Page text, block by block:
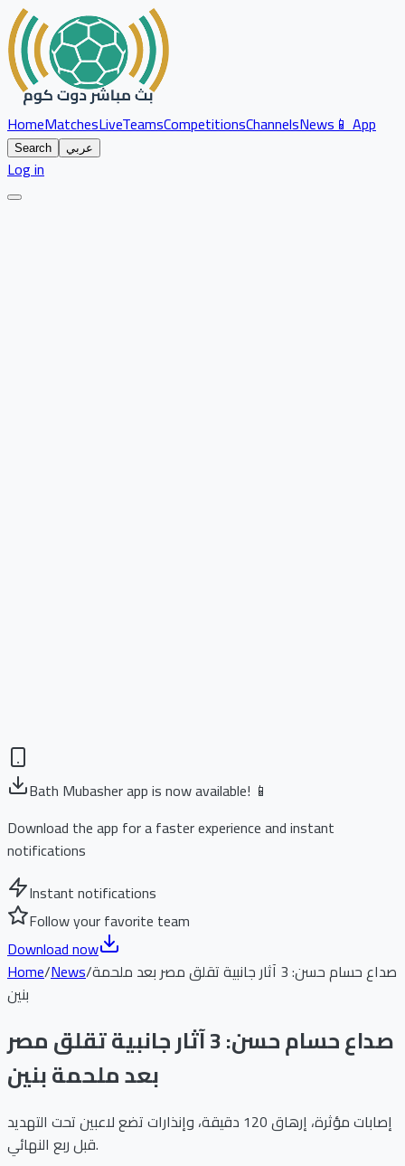
HomeMatchesLiveTeamsCompetitionsChannelsNews📱 App
Search عربي
Log in
Bath Mubasher app is now available! 📱
Download the app for a faster experience and instant
notifications
Instant notifications
Follow your favorite team
Download now
Home/News/صداع حسام حسن: 3 آثار جانبية تقلق مصر بعد ملحمة
بنين
صداع حسام حسن: 3 آثار جانبية تقلق مصر
بعد ملحمة بنين
إصابات مؤثرة، إرهاق 120 دقيقة، وإنذارات تضع لاعبين تحت التهديد
قبل ربع النهائي.